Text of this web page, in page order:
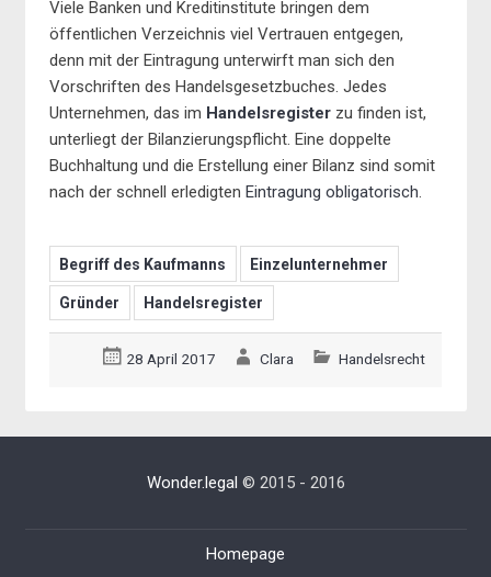
Viele Banken und Kreditinstitute bringen dem
öffentlichen Verzeichnis viel Vertrauen entgegen,
denn mit der Eintragung unterwirft man sich den
Vorschriften des Handelsgesetzbuches. Jedes
Unternehmen, das im Handelsregister zu finden ist,
unterliegt der Bilanzierungspflicht. Eine doppelte
Buchhaltung und die Erstellung einer Bilanz sind somit
nach der schnell erledigten Eintragung obligatorisch.
Begriff des Kaufmanns Einzelunternehmer
Gründer Handelsregister
28 April 2017 Clara Handelsrecht
Wonder.legal © 2015 - 2016
Homepage